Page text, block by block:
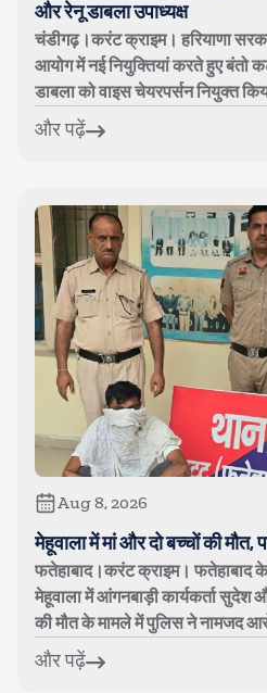
और रेनू डाबला उपाध्यक्ष
चंडीगढ़।करंट क्राइम। हरियाणा
आयोग में नई नियुक्तियां करते हुए बंतो
डाबला को वाइस चेयरपर्सन नियुक्त
अधिकारिता विभाग ...
और पढ़ें
Aug 8, 2026
मेहूवाला में मां और दो बच्चों की मौत,
फतेहाबाद।करंट क्राइम। फतेहाबाद
मेहूवाला में आंगनबाड़ी कार्यकर्ता सुदेश
की मौत के मामले में पुलिस ने नामजद
और पढ़ें